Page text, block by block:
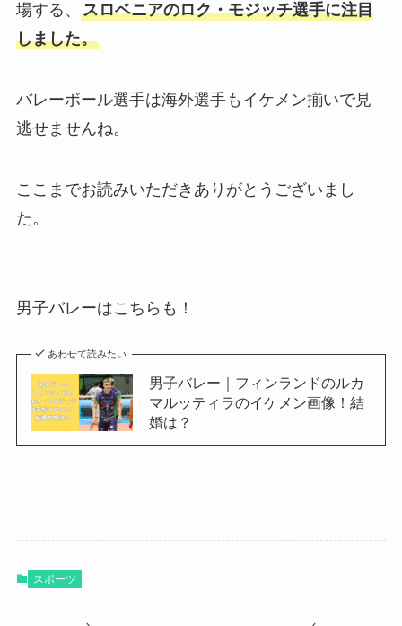
場する、 スロベニアのロク・モジッチ選手に注目
しました。
バレーボール選手は海外選手もイケメン揃いで見
逃せませんね。
ここまでお読みいただきありがとうございまし
た。
男子バレーはこちらも！
あわせて読みたい
男子バレー｜フィンランドのルカ
マルッティラのイケメン画像！結
婚は？
スポーツ